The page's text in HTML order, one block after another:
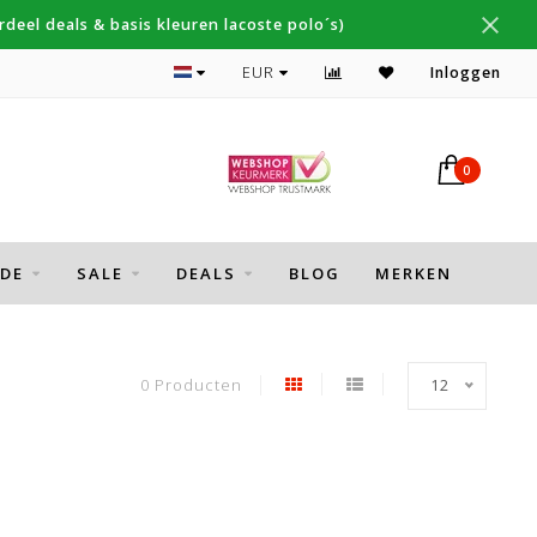
deals & basis kleuren lacoste polo´s)
Topmerken Thomas Maine, Cavallaro, Desoto
EUR Inloggen
0
SALE DEALS BLOG MERKEN
0 Producten 12